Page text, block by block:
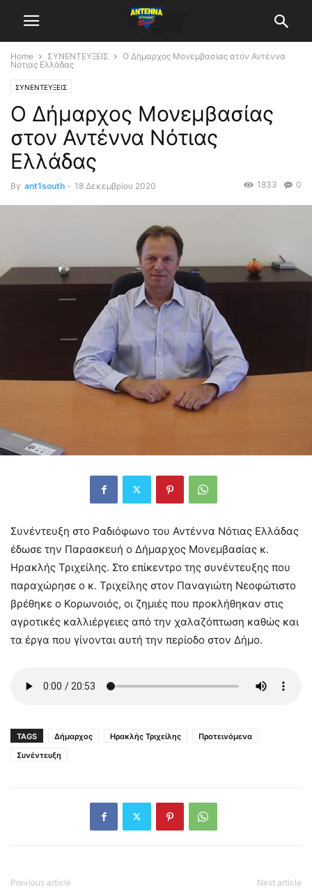
Home ΣΥΝΕΝΤΕΥΞΕΙΣ
O Δήμαρχος Μονεμβασίας στον Αντέννα
Νότιας Ελλάδας
ΣΥΝΕΝΤΕΥΞΕΙΣ
O Δήμαρχος Μονεμβασίας
στον Αντέννα Νότιας
Ελλάδας
By ant1south - 18 Δεκεμβρίου 2020 0
1833
Συνέντευξη στο Ραδιόφωνο του Αντέννα Νότιας Ελλάδας
έδωσε την Παρασκευή ο Δήμαρχος Μονεμβασίας κ.
Ηρακλής Τριχείλης. Στο επίκεντρο της συνέντευξης που
παραχώρησε ο κ. Τριχείλης στον Παναγιώτη Νεοφώτιστο
βρέθηκε ο Κορωνοιός, οι ζημιές που προκλήθηκαν στις
αγροτικές καλλιέργειες από την χαλαζόπτωση καθώς και
τα έργα που γίνονται αυτή την περίοδο στον Δήμο.
TAGS Δήμαρχος Ηρακλής Τριχείλης
Προτεινόμενα
Συνέντευξη
Previous article Next article